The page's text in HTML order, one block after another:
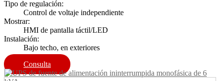
Tipo de regulación:
Control de voltaje independiente
Mostrar:
HMI de pantalla táctil/LED
Instalación:
Bajo techo, en exteriores
Consulta